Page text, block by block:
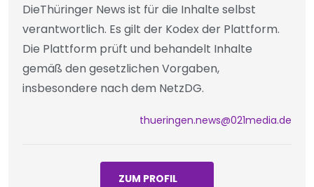
DieThüringer News ist für die Inhalte selbst
verantwortlich. Es gilt der Kodex der Plattform.
Die Plattform prüft und behandelt Inhalte
gemäß den gesetzlichen Vorgaben,
insbesondere nach dem NetzDG.
thueringen.news@021media.de
ZUM PROFIL